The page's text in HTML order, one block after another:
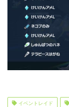
イベントレイド